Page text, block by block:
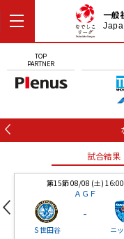
一般
TOP
PARTNER
試合結果
第15節 08/08 (土) 16:00
ＡＧＦ
Ｓ世田谷
-
ニ